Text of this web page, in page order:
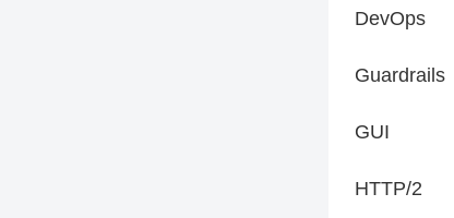
DevOps
Guardrails
GUI
HTTP/2